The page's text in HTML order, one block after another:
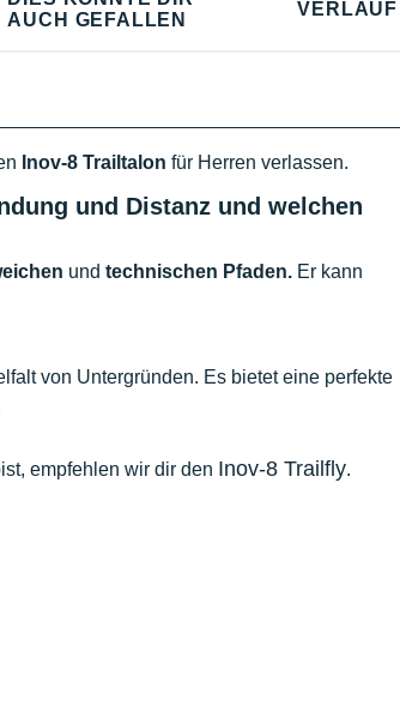
AUCH GEFALLEN
VERLAUF
Inov-8 Trailtalon für Herren verlassen.
und Distanz und welchen
und technischen Pfaden. Er kann
von Untergründen. Es bietet eine perfekte
empfehlen wir dir den Inov-8 Trailfly.